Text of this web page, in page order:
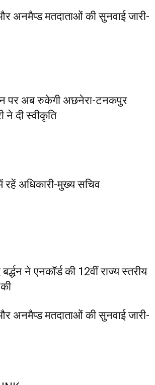
अनमैप्ड मतदाताओं की सुनवाई जारी-
पर अब रुकेगी अछनेरा-टनकपुर
ने दी स्वीकृति
रहें अधिकारी-मुख्य सचिव
ने एनकॉर्ड की 12वीं राज्य स्तरीय
अनमैप्ड मतदाताओं की सुनवाई जारी-